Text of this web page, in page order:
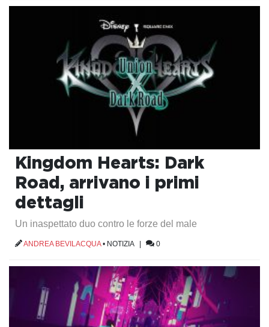
Kingdom Hearts: Dark
Road, arrivano i primi
dettagli
Un inaspettato duo contro le forze del male
ANDREA BEVILACQUA• NOTIZIA| 0